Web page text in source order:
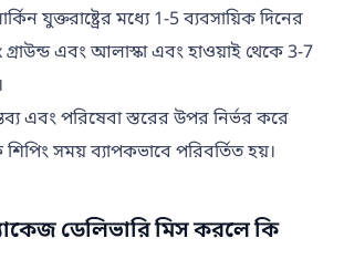
যুক্তরাষ্ট্রের মধ্যে 1-5 ব্যবসায়িক দিনের
এবং আলাস্কা এবং হাওয়াই থেকে 3-7
এবং পরিষেবা স্তরের উপর নির্ভর করে
সময় ব্যাপকভাবে পরিবর্তিত হয়।
ডেলিভারি মিস করলে কি